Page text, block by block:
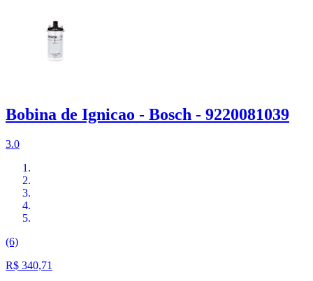
Bobina de Ignicao - Bosch - 9220081039
3.0
(6)
R$ 340,71